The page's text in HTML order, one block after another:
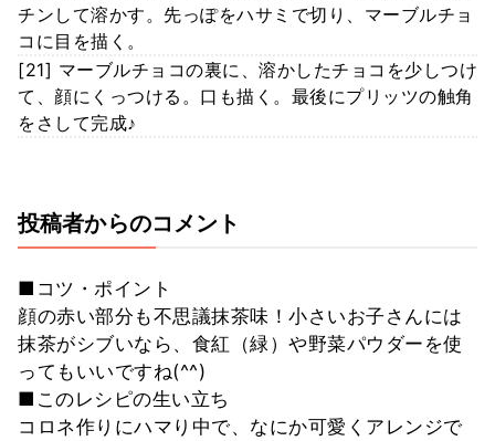
チンして溶かす。先っぽをハサミで切り、マーブルチョ
コに目を描く。
[21] マーブルチョコの裏に、溶かしたチョコを少しつけ
て、顔にくっつける。口も描く。最後にプリッツの触角
をさして完成♪
投稿者からのコメント
■コツ・ポイント
顔の赤い部分も不思議抹茶味！小さいお子さんには
抹茶がシブいなら、食紅（緑）や野菜パウダーを使
ってもいいですね(^^)
■このレシピの生い立ち
コロネ作りにハマり中で、なにか可愛くアレンジで